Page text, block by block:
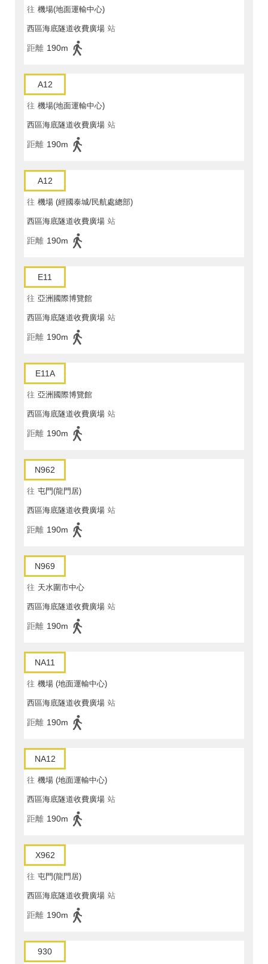
往 機場(地面運輸中心)
西區海底隧道收費廣場 站
距離 190m
A12
往 機場(地面運輸中心)
西區海底隧道收費廣場 站
距離 190m
A12
往 機場 (經國泰城/民航處總部)
西區海底隧道收費廣場 站
距離 190m
E11
往 亞洲國際博覽館
西區海底隧道收費廣場 站
距離 190m
E11A
往 亞洲國際博覽館
西區海底隧道收費廣場 站
距離 190m
N962
往 屯門(龍門居)
西區海底隧道收費廣場 站
距離 190m
N969
往 天水圍市中心
西區海底隧道收費廣場 站
距離 190m
NA11
往 機場 (地面運輸中心)
西區海底隧道收費廣場 站
距離 190m
NA12
往 機場 (地面運輸中心)
西區海底隧道收費廣場 站
距離 190m
X962
往 屯門(龍門居)
西區海底隧道收費廣場 站
距離 190m
930